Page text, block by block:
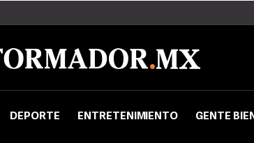
DEPORTE ENTRETENIMIENTO GENTE